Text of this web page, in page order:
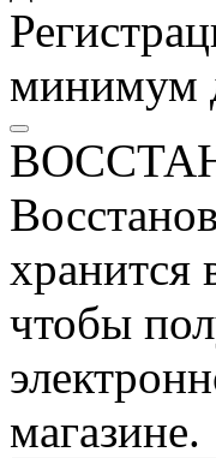
минимум
хранится
чтобы
магазине.